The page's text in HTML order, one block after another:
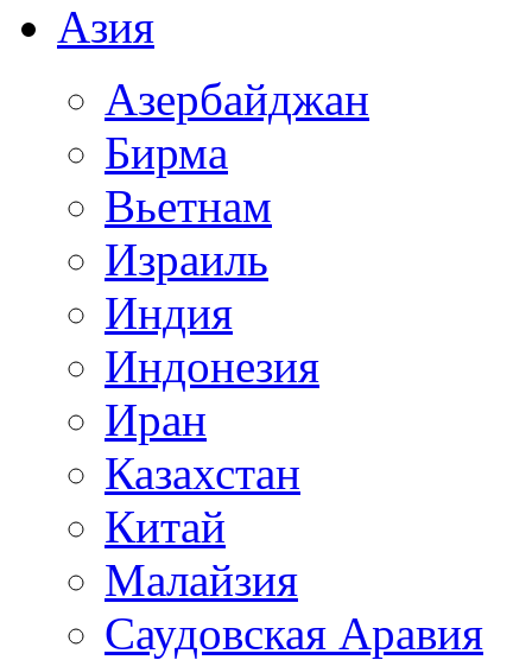
Азия
Азербайджан
Бирма
Вьетнам
Израиль
Индия
Индонезия
Иран
Казахстан
Китай
Малайзия
Саудовская Аравия